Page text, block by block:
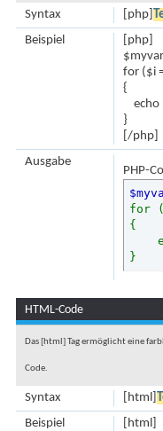
[php]
Syntax
[php]
for ($i
{
echo
}
[/php]
Beispiel
PHP-
for (
{
}
Ausgabe
HTML-Code
Das [html] Tag ermöglicht eine
Code.
[html]
Syntax
[html]
Beispiel